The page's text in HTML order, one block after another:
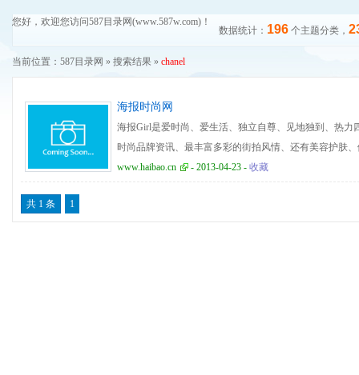
您好，欢迎您访问587目录网(www.587w.com)！
数据统计： 196 个主题分类，
当前位置： 587目录网 » 搜索结果 » chanel
海报时尚网
海报Girl是爱时尚、爱生活、独立自尊、见地独到、热
时尚品牌资讯、最丰富多彩的街拍风情、还有美容护肤
地互动交流，每一位海报Girl 在这里更快乐、更美丽、更
www.haibao.cn - 2013-04-23 - 收藏
共 1 条 1